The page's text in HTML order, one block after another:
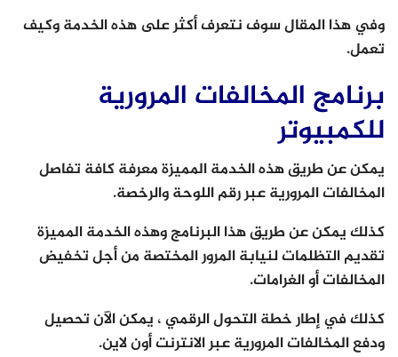
وفي هذا المقال سوف نتعرف أكثر على هذه الخدمة وكيف
تعمل.
برنامج المخالفات المرورية
للكمبيوتر
يمكن عن طريق هذه الخدمة المميزة معرفة كافة تفاصل
المخالفات المرورية عبر رقم اللوحة والرخصة.
كذلك يمكن عن طريق هذا البرنامج وهذه الخدمة المميزة
تقديم التظلمات لنيابة المرور المختصة من أجل تخفيض
المخالفات أو الغرامات.
كذلك في إطار خطة التحول الرقمي ، يمكن الآن تحصيل
ودفع المخالفات المرورية عبر الانترنت أون لاين.